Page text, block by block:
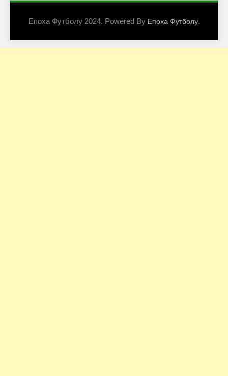
Епоха Футболу 2024. Powered By Епоха Футболу.